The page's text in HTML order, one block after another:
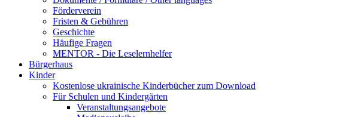
Förderverein
Fristen & Gebühren
Geschichte
Häufige Fragen
MENTOR - Die Leselernhelfer
Bürgerhaus
Kinder
Kostenlose ukrainische Kinderbücher zum Download
Für Schulen und Kindergärten
Veranstaltungsangebote